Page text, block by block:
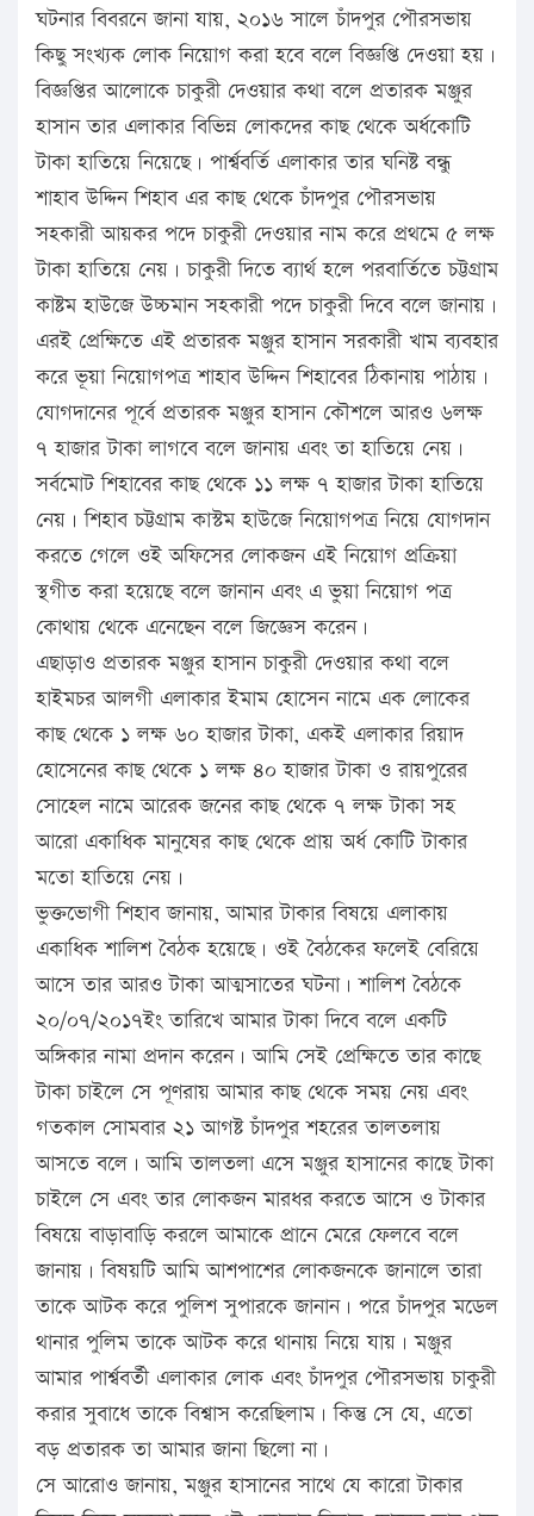
ঘটনার বিবরনে জানা যায়, ২০১৬ সালে চাঁদপুর পৌরসভায়
কিছু সংখ্যক লোক নিয়োগ করা হবে বলে বিজ্ঞপ্তি দেওয়া হয়।
বিজ্ঞপ্তির আলোকে চাকুরী দেওয়ার কথা বলে প্রতারক মঞ্জুর
হাসান তার এলাকার বিভিন্ন লোকদের কাছ থেকে অর্ধকোটি
টাকা হাতিয়ে নিয়েছে। পার্শ্ববর্তি এলাকার তার ঘনিষ্ট বন্ধু
শাহাব উদ্দিন শিহাব এর কাছ থেকে চাঁদপুর পৌরসভায়
সহকারী আয়কর পদে চাকুরী দেওয়ার নাম করে প্রথমে ৫ লক্ষ
টাকা হাতিয়ে নেয়। চাকুরী দিতে ব্যার্থ হলে পরবার্তিতে চট্টগ্রাম
কাষ্টম হাউজে উচ্চমান সহকারী পদে চাকুরী দিবে বলে জানায়।
এরই প্রেক্ষিতে এই প্রতারক মঞ্জুর হাসান সরকারী খাম ব্যবহার
করে ভূয়া নিয়োগপত্র শাহাব উদ্দিন শিহাবের ঠিকানায় পাঠায়।
যোগদানের পূর্বে প্রতারক মঞ্জুর হাসান কৌশলে আরও ৬লক্ষ
৭ হাজার টাকা লাগবে বলে জানায় এবং তা হাতিয়ে নেয়।
সর্বমোট শিহাবের কাছ থেকে ১১ লক্ষ ৭ হাজার টাকা হাতিয়ে
নেয়। শিহাব চট্টগ্রাম কাস্টম হাউজে নিয়োগপত্র নিয়ে যোগদান
করতে গেলে ওই অফিসের লোকজন এই নিয়োগ প্রক্রিয়া
স্থগীত করা হয়েছে বলে জানান এবং এ ভুয়া নিয়োগ পত্র
কোথায় থেকে এনেছেন বলে জিজ্ঞেস করেন।
এছাড়াও প্রতারক মঞ্জুর হাসান চাকুরী দেওয়ার কথা বলে
হাইমচর আলগী এলাকার ইমাম হোসেন নামে এক লোকের
কাছ থেকে ১ লক্ষ ৬০ হাজার টাকা, একই এলাকার রিয়াদ
হোসেনের কাছ থেকে ১ লক্ষ ৪০ হাজার টাকা ও রায়পুরের
সোহেল নামে আরেক জনের কাছ থেকে ৭ লক্ষ টাকা সহ
আরো একাধিক মানুষের কাছ থেকে প্রায় অর্ধ কোটি টাকার
মতো হাতিয়ে নেয়।
ভুক্তভোগী শিহাব জানায়, আমার টাকার বিষয়ে এলাকায়
একাধিক শালিশ বৈঠক হয়েছে। ওই বৈঠকের ফলেই বেরিয়ে
আসে তার আরও টাকা আত্মসাতের ঘটনা। শালিশ বৈঠকে
২০/০৭/২০১৭ইং তারিখে আমার টাকা দিবে বলে একটি
অঙ্গিকার নামা প্রদান করেন। আমি সেই প্রেক্ষিতে তার কাছে
টাকা চাইলে সে পূণরায় আমার কাছ থেকে সময় নেয় এবং
গতকাল সোমবার ২১ আগষ্ট চাঁদপুর শহরের তালতলায়
আসতে বলে। আমি তালতলা এসে মঞ্জুর হাসানের কাছে টাকা
চাইলে সে এবং তার লোকজন মারধর করতে আসে ও টাকার
বিষয়ে বাড়াবাড়ি করলে আমাকে প্রানে মেরে ফেলবে বলে
জানায়। বিষয়টি আমি আশপাশের লোকজনকে জানালে তারা
তাকে আটক করে পুলিশ সুপারকে জানান। পরে চাঁদপুর মডেল
থানার পুলিম তাকে আটক করে থানায় নিয়ে যায়। মঞ্জুর
আমার পার্শ্ববর্তী এলাকার লোক এবং চাঁদপুর পৌরসভায় চাকুরী
করার সুবাধে তাকে বিশ্বাস করেছিলাম। কিন্তু সে যে, এতো
বড় প্রতারক তা আমার জানা ছিলো না।
সে আরোও জানায়, মঞ্জুর হাসানের সাথে যে কারো টাকার